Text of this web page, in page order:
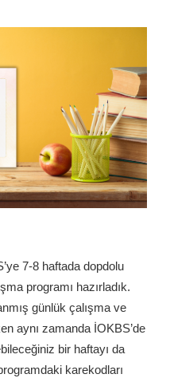
7-8 haftada dopdolu
programı hazırladık.
günlük çalışma ve
aynı zamanda İOKBS’de
bir haftayı da
karekodları